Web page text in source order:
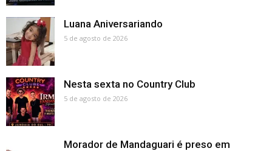
Luana Aniversariando
5 de agosto de 2026
Nesta sexta no Country Club
5 de agosto de 2026
Morador de Mandaguari é preso em